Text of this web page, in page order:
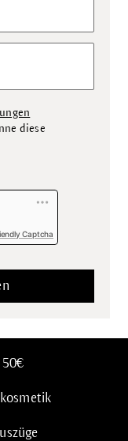
diese
Captcha
50€